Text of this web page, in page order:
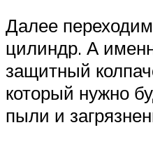
Далее
цилиндр. А
защитный
который нужно
пыли и